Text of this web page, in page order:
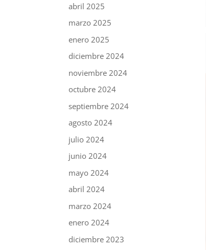
abril 2025
marzo 2025
enero 2025
diciembre 2024
noviembre 2024
octubre 2024
septiembre 2024
agosto 2024
julio 2024
junio 2024
mayo 2024
abril 2024
marzo 2024
enero 2024
diciembre 2023